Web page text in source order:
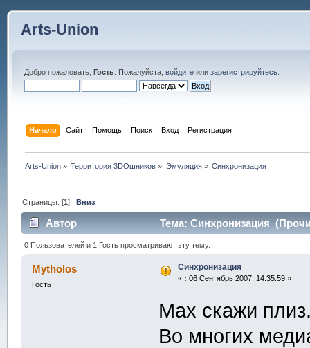
Arts-Union
Добро пожаловать, Гость. Пожалуйста, войдитеили зарегистрируйтесь.
Начало Сайт Помощь Поиск Вход Регистрация
Arts-Union » Территория 3DOшников » Эмуляция» Синхронизация
Страницы: [1]Вниз
Автор Тема: Синхронизация
0 Пользователей и 1 Гость просматривают эту тему.
Mytholos
Гость
Синхронизация
« : 06 Сентябрь 2007, 14:35:59 »
Мах скажи
Во многих